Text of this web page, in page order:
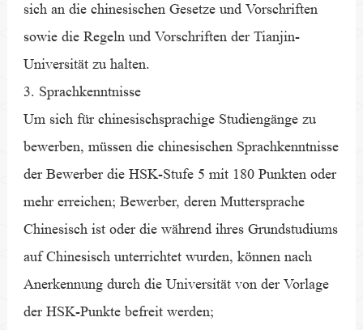
sich an die chinesischen Gesetze und Vorschriften
sowie die Regeln und Vorschriften der Tianjin-
Universität zu halten.
3. Sprachkenntnisse
Um sich für chinesischsprachige Studiengänge zu
bewerben, müssen die chinesischen Sprachkenntnisse
der Bewerber die HSK-Stufe 5 mit 180 Punkten oder
mehr erreichen; Bewerber, deren Muttersprache
Chinesisch ist oder die während ihres Grundstudiums
auf Chinesisch unterrichtet wurden, können nach
Anerkennung durch die Universität von der Vorlage
der HSK-Punkte befreit werden;